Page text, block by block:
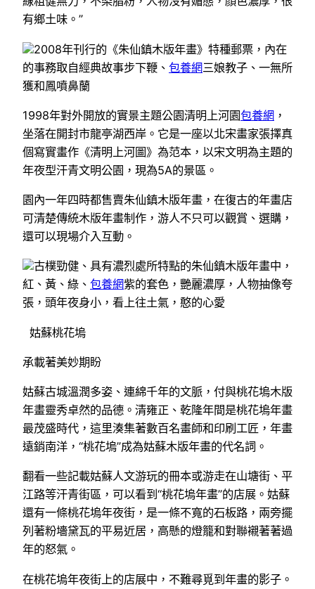
有鄉土味。”
2008年刊行的《朱仙鎮木版年畫》特種郵票，內在
的事務取自經典故事步下鞭、 包養網三娘教子、一無所
獲和鳳噴鼻蘭
1998年對外開放的實景主題公園清明上河園包養網 ，
坐落在開封市龍亭湖西岸。它是一座以北宋畫家張擇真
個寫實畫作《清明上河圖》為范本，以宋文明為主題的
年夜型汗青文明公園，現為5A的景區。
園內一年四時都售賣朱仙鎮木版年畫，在復古的年畫店
可清楚傳統木版年畫制作，游人不只可以觀賞、選購，
還可以現場介入互動。
古樸勁健、具有濃烈處所特點的朱仙鎮木版年畫中，
紅、黃、綠、 包養網紫的套色，艷麗濃厚，人物抽像夸
張，頭年夜身小，看上往土氣，憨的心愛
姑蘇桃花塢
承載著美妙期盼
姑蘇古城溫潤多姿、連綿千年的文脈，付與桃花塢木版
年畫靈秀卓然的品德。清雍正、乾隆年間是桃花塢年畫
最茂盛時代，這里湊集著數百名畫師和印刷工匠，年畫
遠銷南洋，“桃花塢”成為姑蘇木版年畫的代名詞。
翻看一些記載姑蘇人文游玩的冊本或游走在山塘街、平
江路等汗青街區，可以看到“桃花塢年畫”的店展。姑蘇
還有一條桃花塢年夜街，是一條不寬的石板路，兩旁擺
列著粉墻黛瓦的平易近居，高懸的燈籠和對聯襯著著過
年的怒氣。
在桃花塢年夜街上的店展中，不難尋覓到年畫的影子。